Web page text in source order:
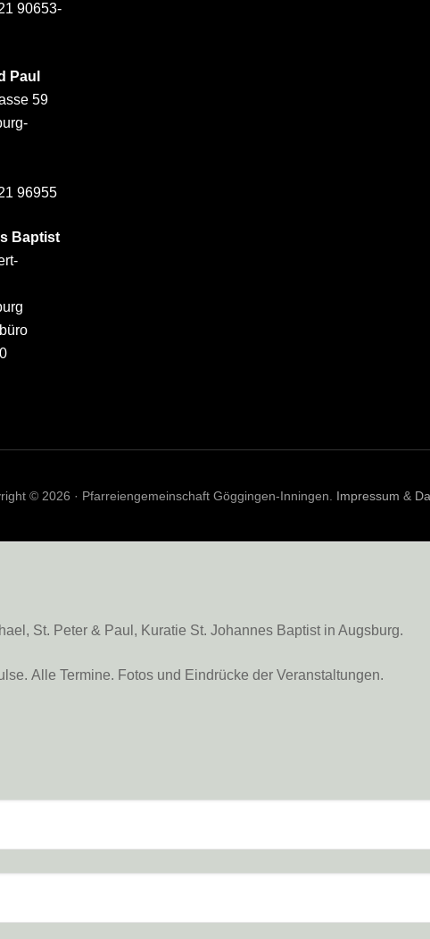
90653-
Paul
59
96955
Baptist
© 2026 · Pfarreiengemeinschaft Göggingen-Inningen. Impressum &
St. Peter & Paul, Kuratie St. Johannes Baptist in Augsburg.
Alle Termine. Fotos und Eindrücke der Veranstaltungen.